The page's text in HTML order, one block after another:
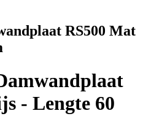
RS500 Mat
- Lengte 60